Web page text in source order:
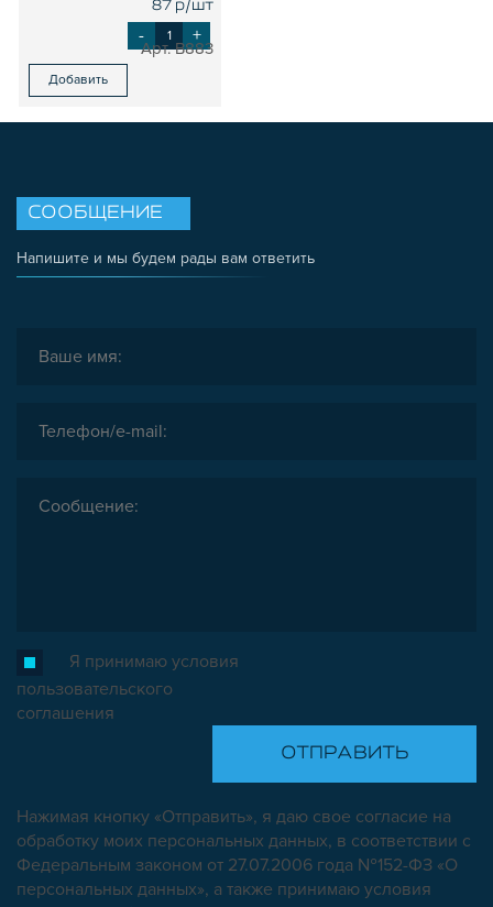
87 р/шт
- +
B883
Добавить
СООБЩЕНИЕ
Напишите и мы будем рады вам ответить
Я принимаю условия
пользовательского
соглашения
Нажимая кнопку «Отправить», я даю свое согласие на
обработку моих персональных данных, в соответствии с
Федеральным законом от 27.07.2006 года №152-ФЗ «О
персональных данных», а также принимаю условия